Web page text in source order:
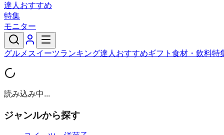
達人おすすめ
特集
モニター
グルメ スイーツランキング達人おすすめギフト 食材・飲料特
読み込み中...
ジャンルから探す